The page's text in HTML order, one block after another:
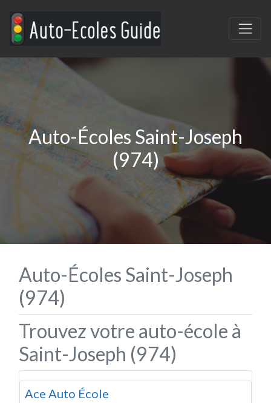
Auto-Écoles Saint-Joseph
(974)
Auto-Écoles Saint-Joseph
(974)
Trouvez votre auto-école à
Saint-Joseph (974)
Ace Auto École